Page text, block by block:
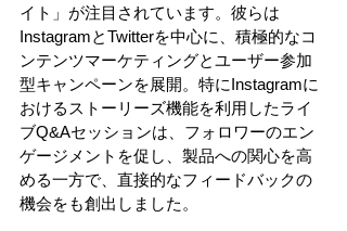
イト」が注目されています。彼らは
InstagramとTwitterを中心に、積極的なコ
ンテンツマーケティングとユーザー参加
型キャンペーンを展開。特にInstagramに
おけるストーリーズ機能を利用したライ
ブQ&Aセッションは、フォロワーのエン
ゲージメントを促し、製品への関心を高
める一方で、直接的なフィードバックの
機会をも創出しました。